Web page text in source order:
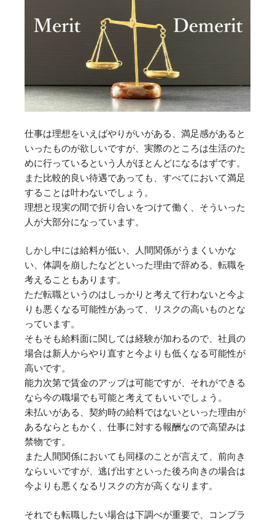
仕事は理想をいえばやりがいがある、満足感があると
いったものが欲しいですが、実際のところは生活のた
めに行っているという人がほとんどになるはずです。
また比較的良い待遇であっても、すべてにおいて満足
することは叶わないでしょう。
理想と現実の間で折り合いをつけて働く、そういった
人が大部分になっています。
しかし中には給料が低い、人間関係がうまくいかな
い、体調を崩したなどといった理由で辞める、転職を
考えることもあります。
ただ転職というのはしっかりと考えて行わないと今よ
りも悪くなる可能性があって、リスクの高いものとな
っています。
そもそも給料面に関しては経験が加わるので、社員の
場合は新人からやり直すと今よりも低くなる可能性が
高いです。
能力次第で賃金のアップは可能ですが、それができる
なら今の職場でも可能と考えてもいいでしょう。
未払いがある、契約時の給料ではないといった理由が
あるならともかく、仕事に対する報酬なので高望みは
禁物です。
また人間関係においても同様のことが言えて、前向き
ならいいですが、逃げ出すといった後ろ向きの場合は
今よりも悪くなるリスクの方が高くなります。
それでも転職したい場合は下調べが重要で、コンプラ